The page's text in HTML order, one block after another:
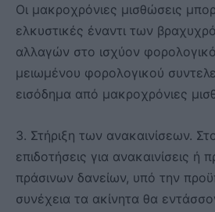
Οι μακροχρόνιες μισθώσεις
ελκυστικές έναντι των
αλλαγών στο ισχύον
μειωμένου φορολογικού
εισόδημα από μακροχρόνιες
3. Στήριξη των ανακαινίσεων.
επιδοτήσεις για ανακαινίσεις ή
πράσινων δανείων, υπό την
συνέχεια τα ακίνητα θα